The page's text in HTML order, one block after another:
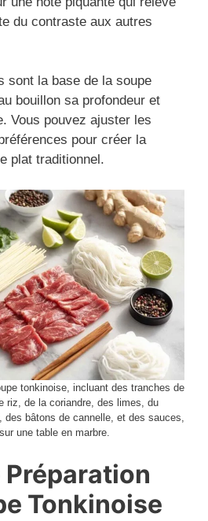
du contraste aux autres
sont la base de la soupe
bouillon sa profondeur et
Vous pouvez ajuster les
pour créer la
plat traditionnel.
tonkinoise, incluant des tranches de
riz, de la coriandre, des limes, du
bâtons de cannelle, et des sauces,
une table en marbre.
Préparation
Tonkinoise